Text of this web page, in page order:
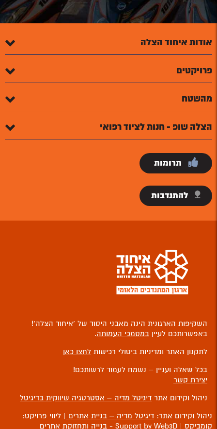
אודות איחוד הצלה
פרויקטים
מהשטח
הצלה שופ - חנות לציוד רפואי
תרומות
להתנדבות
השקיפות הארגונית הינה מאבני היסוד של ‘איחוד הצלה’!
באפשרותכם לעיין במסמכי העמותה.
לתקנון האתר ומדיניות ביטולי רכישות לחצו כאן
בכל שאלה ועניין – נשמח לעמוד לרשותכם!
יצירת קשר
ניהול וקידום אתר דיגיטל מדיה – אסטרטגיה שיווקית בדיגיטל
ניהול וקידום אתר: דיגיטל מדיה – בניית אתרים | ליווי פרויקט:
קומביקס | Support by Web3D - בנייה ותחזוקת אתרים